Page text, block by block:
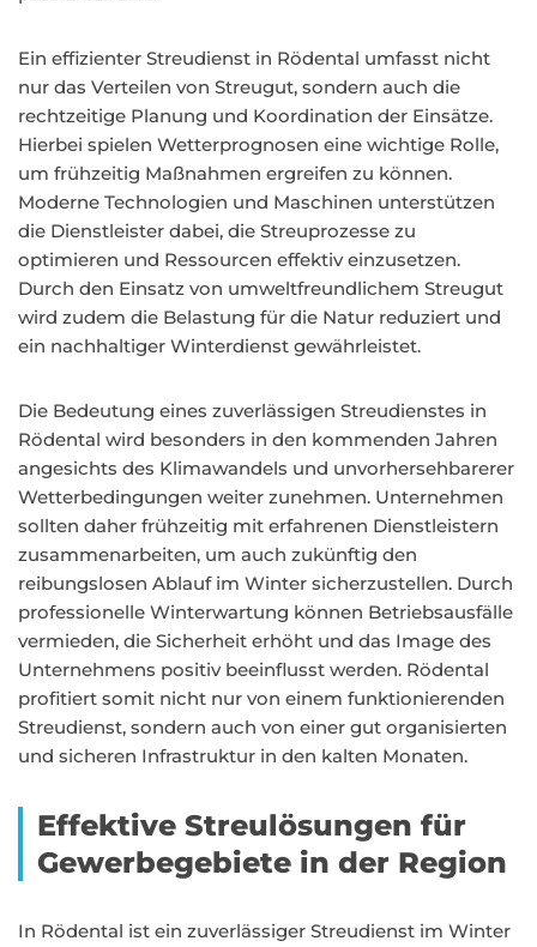
Ein effizienter Streudienst in Rödental umfasst nicht
nur das Verteilen von Streugut, sondern auch die
rechtzeitige Planung und Koordination der Einsätze.
Hierbei spielen Wetterprognosen eine wichtige Rolle,
um frühzeitig Maßnahmen ergreifen zu können.
Moderne Technologien und Maschinen unterstützen
die Dienstleister dabei, die Streuprozesse zu
optimieren und Ressourcen effektiv einzusetzen.
Durch den Einsatz von umweltfreundlichem Streugut
wird zudem die Belastung für die Natur reduziert und
ein nachhaltiger Winterdienst gewährleistet.
Die Bedeutung eines zuverlässigen Streudienstes in
Rödental wird besonders in den kommenden Jahren
angesichts des Klimawandels und unvorhersehbarerer
Wetterbedingungen weiter zunehmen. Unternehmen
sollten daher frühzeitig mit erfahrenen Dienstleistern
zusammenarbeiten, um auch zukünftig den
reibungslosen Ablauf im Winter sicherzustellen. Durch
professionelle Winterwartung können Betriebsausfälle
vermieden, die Sicherheit erhöht und das Image des
Unternehmens positiv beeinflusst werden. Rödental
profitiert somit nicht nur von einem funktionierenden
Streudienst, sondern auch von einer gut organisierten
und sicheren Infrastruktur in den kalten Monaten.
Effektive Streulösungen für
Gewerbegebiete in der Region
In Rödental ist ein zuverlässiger Streudienst im Winter